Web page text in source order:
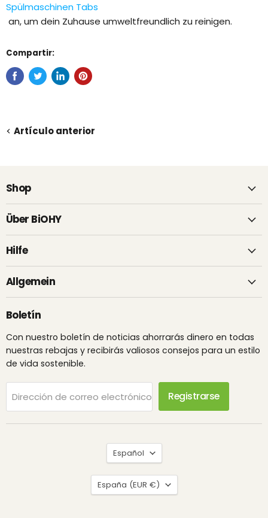
Spülmaschinen Tabs
an, um dein Zuhause umweltfreundlich zu reinigen.
Compartir:
Artículo anterior
Shop
Über BiOHY
Hilfe
Allgemein
Boletín
Con nuestro boletín de noticias ahorrarás dinero en todas
nuestras rebajas y recibirás valiosos consejos para un estilo
de vida sostenible.
Dirección de correo electrónico Registrarse
Idioma
Español
País
España (EUR €)